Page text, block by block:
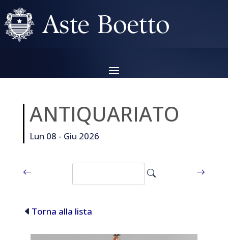
ANTIQUARIATO
Lun 08 - Giu 2026
Torna alla lista